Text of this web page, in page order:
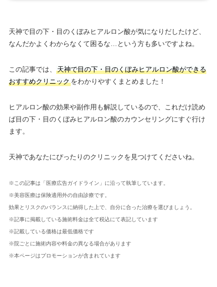
天神で目の下・目のくぼみヒアルロン酸が気になりだしたけど、
なんだかよくわからなくて困るな…という方も多いですよね。
この記事では、
天神で目の下・目のくぼみヒアルロン酸ができる
おすすめクリニックをわかりやすくまとめました！
ヒアルロン酸の効果や副作用も解説しているので、これだけ読め
ば目の下・目のくぼみヒアルロン酸のカウンセリングにすぐ行け
ます。
天神であなたにぴったりのクリニックを見つけてくださいね。
※この記事は「医療広告ガイドライン」に沿って執筆しています。
※美容医療は保険適用外の自由診療です。
効果とリスクのバランスに納得した上で、自分に合った治療を選びましょう。
※記事に掲載している施術料金は全て税込にて表記しています
※記載している価格は最低価格です
※院ごとに施術内容や料金の異なる場合があります
※本ページはプロモーションが含まれています